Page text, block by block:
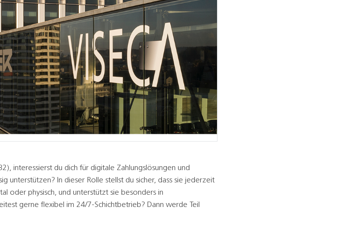
interessierst du dich für digitale Zahlungslösungen und
unterstützen? In dieser Rolle stellst du sicher, dass sie jederzeit
oder physisch, und unterstützt sie besonders in
gerne flexibel im 24/7-Schichtbetrieb? Dann werde Teil